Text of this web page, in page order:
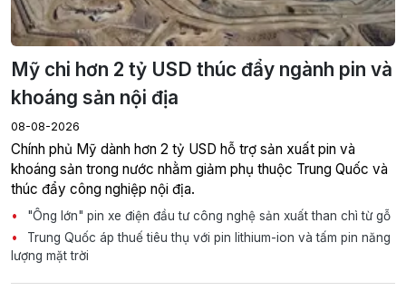
Mỹ chi hơn 2 tỷ USD thúc đẩy ngành pin và
khoáng sản nội địa
08-08-2026
Chính phủ Mỹ dành hơn 2 tỷ USD hỗ trợ sản xuất pin và
khoáng sản trong nước nhằm giảm phụ thuộc Trung Quốc và
thúc đẩy công nghiệp nội địa.
"Ông lớn" pin xe điện đầu tư công nghệ sản xuất than chì từ gỗ
Trung Quốc áp thuế tiêu thụ với pin lithium-ion và tấm pin năng
lượng mặt trời